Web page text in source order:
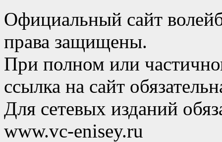
Официальный сайт
права защищены.
При полном или
ссылка на сайт
Для сетевых изданий
www.vc-enisey.ru